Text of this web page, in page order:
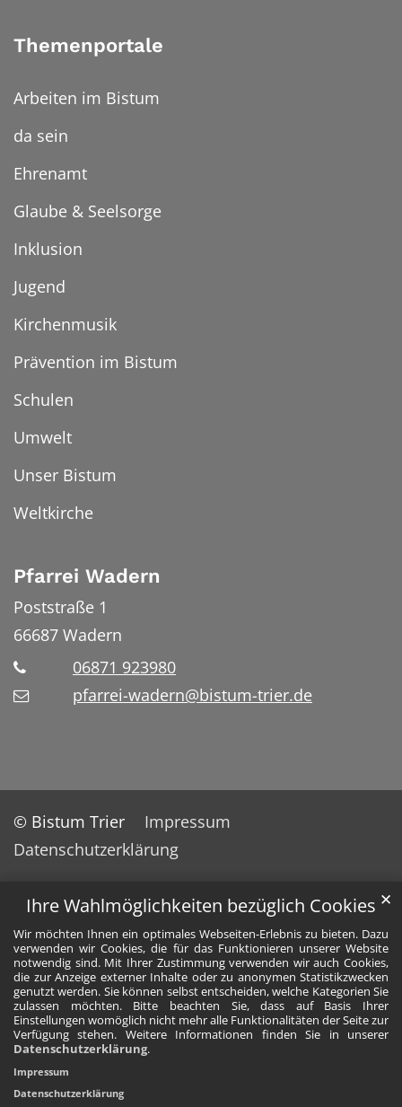
Ihre Wahlmöglichkeiten bezüglich Cookies
Wir möchten Ihnen ein optimales Webseiten-Erlebnis zu bieten. Dazu
verwenden wir Cookies, die für das Funktionieren unserer Website
notwendig sind. Mit Ihrer Zustimmung verwenden wir auch Cookies,
die zur Anzeige externer Inhalte oder zu anonymen Statistikzwecken
genutzt werden. Sie können selbst entscheiden, welche Kategorien Sie
zulassen möchten. Bitte beachten Sie, dass auf Basis Ihrer
Einstellungen womöglich nicht mehr alle Funktionalitäten der Seite zur
Verfügung stehen. Weitere Informationen finden Sie in unserer
Datenschutzerklärung.
✕
Impressum
Datenschutzerklärung
Themenportale
Arbeiten im Bistum
da sein
Ehrenamt
Glaube & Seelsorge
Inklusion
Jugend
Kirchenmusik
Prävention im Bistum
Schulen
Umwelt
Unser Bistum
Weltkirche
Pfarrei Wadern
Poststraße 1
66687 Wadern
06871 923980
pfarrei-wadern@bistum-trier.de
© Bistum Trier
Impressum
Datenschutzerklärung